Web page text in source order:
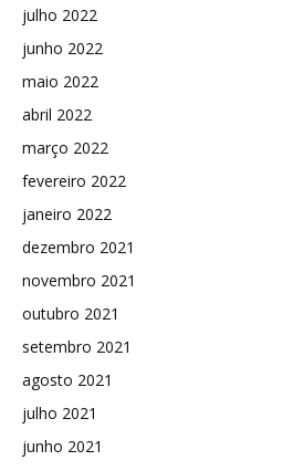
julho 2022
junho 2022
maio 2022
abril 2022
março 2022
fevereiro 2022
janeiro 2022
dezembro 2021
novembro 2021
outubro 2021
setembro 2021
agosto 2021
julho 2021
junho 2021